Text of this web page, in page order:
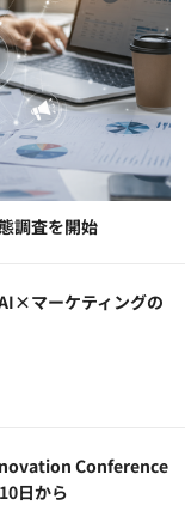
調査を開始
マーケティングの
Conference
日から